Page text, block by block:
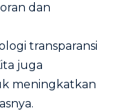
dan
transparansi
juga
meningkatkan